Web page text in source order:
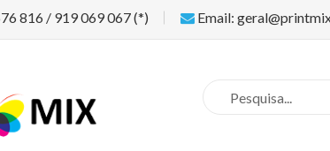
816 / 919 069 067 (*) Email: